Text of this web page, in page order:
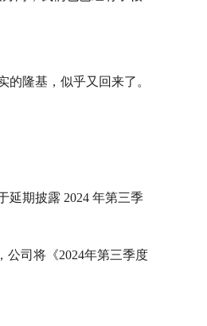
隆基，似乎又回来了。
延期披露 2024 年第三季
公司将《2024年第三季度